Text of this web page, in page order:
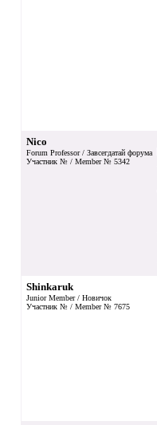
Nico
Forum Professor / Завсегдатай форума
Участник № / Member № 5342
Shinkaruk
Junior Member / Новичок
Участник № / Member № 7675